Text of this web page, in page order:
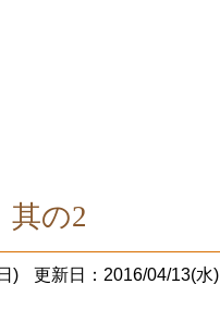
の2
) 更新日：2016/04/13(水)